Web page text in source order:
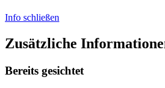
Info schließen
Zusätzliche
Bereits gesichtet